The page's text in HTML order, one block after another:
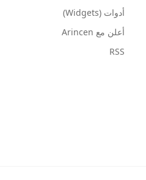
أدوات (Widgets)
أعلن مع Arincen
RSS